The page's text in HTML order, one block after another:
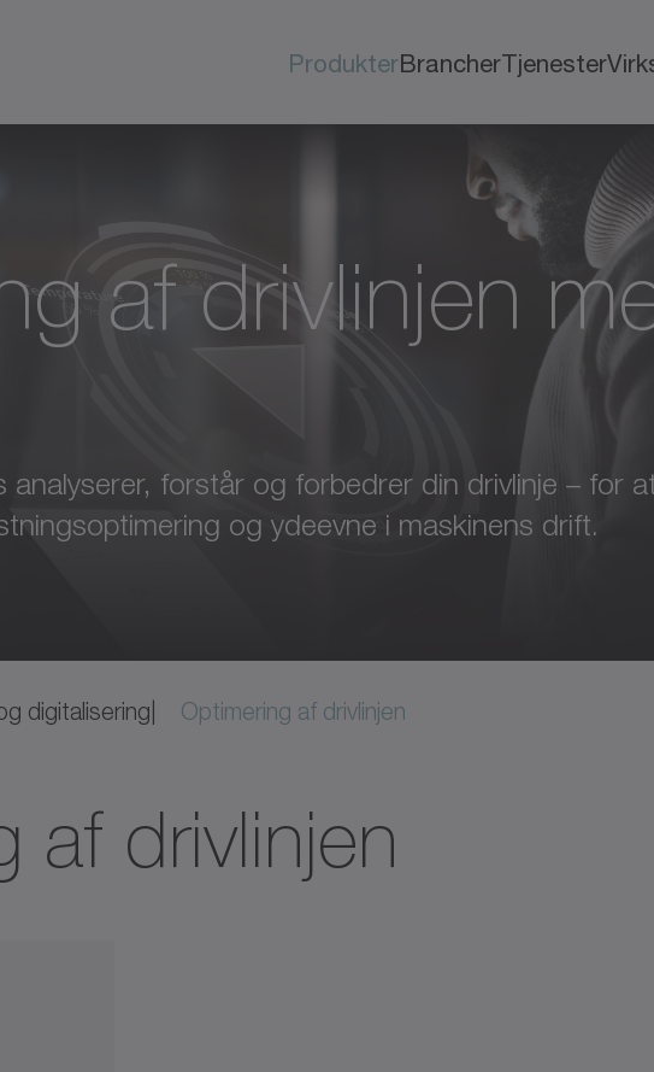
ProdukterBrancherTjenester
af drivlinjen
analyserer, forstår og forbedrer din drivlinje – for
og ydeevne i maskinens drift.
digitalisering Optimering af drivlinjen
af drivlinjen